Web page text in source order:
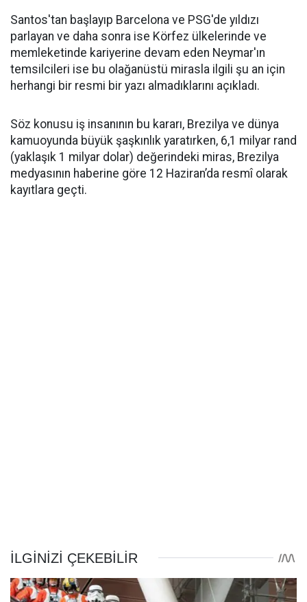
Santos'tan başlayıp Barcelona ve PSG'de yıldızı
parlayan ve daha sonra ise Körfez ülkelerinde ve
memleketinde kariyerine devam eden Neymar'ın
temsilcileri ise bu olağanüstü mirasla ilgili şu an için
herhangi bir resmi bir yazı almadıklarını açıkladı.
Söz konusu iş insanının bu kararı, Brezilya ve dünya
kamuoyunda büyük şaşkınlık yaratırken, 6,1 milyar rand
(yaklaşık 1 milyar dolar) değerindeki miras, Brezilya
medyasının haberine göre 12 Haziran’da resmî olarak
kayıtlara geçti.